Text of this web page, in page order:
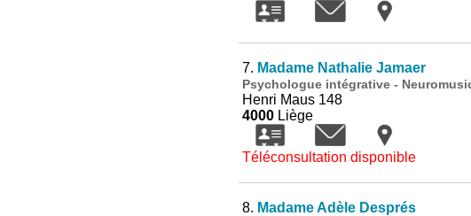
7. Madame Nathalie Jamaer
Psychologue intégrative -
Henri Maus 148
4000Liège
Téléconsultation disponible
8. Madame Adèle Després